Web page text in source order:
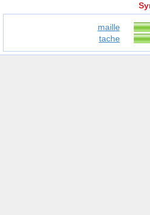
maille
tache